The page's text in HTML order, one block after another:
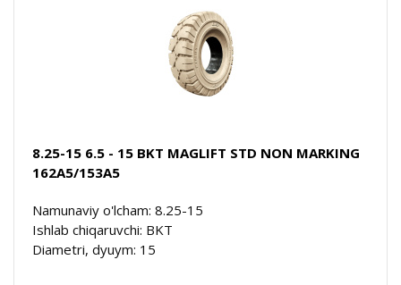
8.25-15 6.5 - 15 BKT MAGLIFT STD NON MARKING
162A5/153A5
Namunaviy o'lcham: 8.25-15
Ishlab chiqaruvchi: BKT
Diametri, dyuym: 15